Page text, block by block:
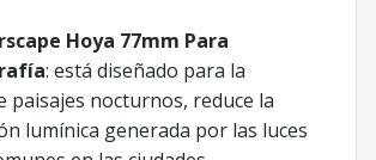
Hoya 77mm Para
: está diseñado para la
paisajes nocturnos, reduce la
lumínica generada por las luces